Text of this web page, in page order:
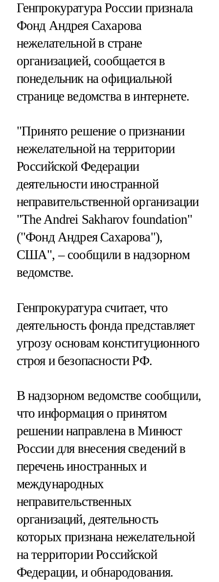
Генпрокуратура России признала
Фонд Андрея Сахарова
нежелательной в стране
организацией, сообщается в
понедельник на официальной
странице ведомства в интернете.
"Принято решение о признании
нежелательной на территории
Российской Федерации
деятельности иностранной
неправительственной организации
"The Andrei Sakharov foundation"
("Фонд Андрея Сахарова"),
США", – сообщили в надзорном
ведомстве.
Генпрокуратура считает, что
деятельность фонда представляет
угрозу основам конституционного
строя и безопасности РФ.
В надзорном ведомстве сообщили,
что информация о принятом
решении направлена в Минюст
России для внесения сведений в
перечень иностранных и
международных
неправительственных
организаций, деятельность
которых признана нежелательной
на территории Российской
Федерации, и обнародования.